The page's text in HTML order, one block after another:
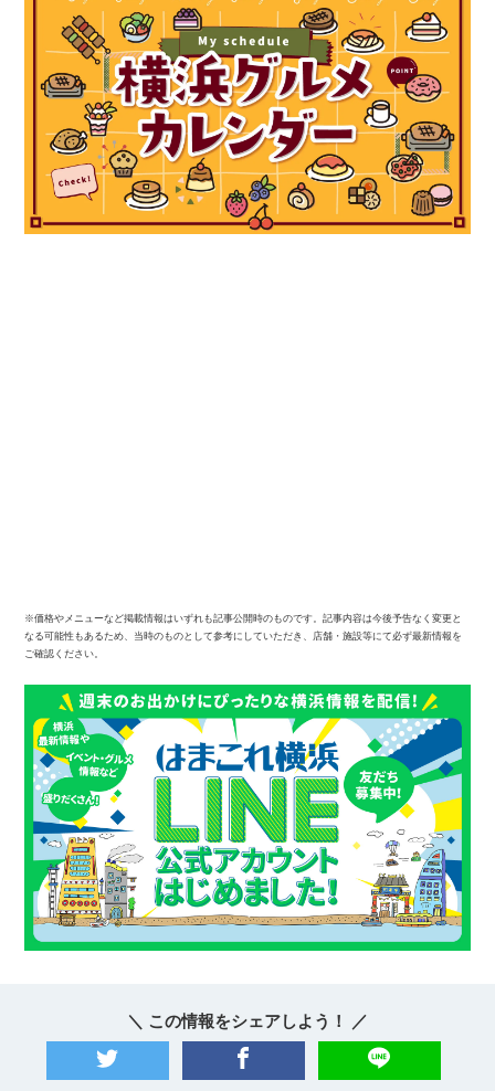
※価格やメニューなど掲載情報はいずれも記事公開時のものです。記事内容は今後予告なく変更と
なる可能性もあるため、当時のものとして参考にしていただき、店舗・施設等にて必ず最新情報を
ご確認ください。
＼ この情報をシェアしよう！ ／